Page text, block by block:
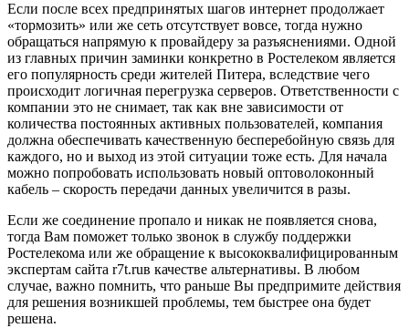
Если после всех предпринятых шагов интернет продолжает
«тормозить» или же сеть отсутствует вовсе, тогда нужно
обращаться напрямую к провайдеру за разъяснениями. Одной
из главных причин заминки конкретно в Ростелеком является
его популярность среди жителей Питера, вследствие чего
происходит логичная перегрузка серверов. Ответственности с
компании это не снимает, так как вне зависимости от
количества постоянных активных пользователей, компания
должна обеспечивать качественную бесперебойную связь для
каждого, но и выход из этой ситуации тоже есть. Для начала
можно попробовать использовать новый оптоволоконный
кабель – скорость передачи данных увеличится в разы.
Если же соединение пропало и никак не появляется снова,
тогда Вам поможет только звонок в службу поддержки
Ростелекома или же обращение к высококвалифицированным
экспертам сайта r7t.ruв качестве альтернативы. В любом
случае, важно помнить, что раньше Вы предпримите действия
для решения возникшей проблемы, тем быстрее она будет
решена.